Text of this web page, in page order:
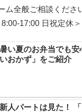
ム全般ご相談くださ
8:00-17:00 日祝定休＞
暑い夏のお弁当でも安
いおかず」をご紹介
新人パートは見た！